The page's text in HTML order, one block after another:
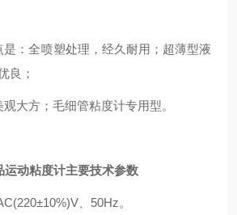
：全喷塑处理，经久耐用；超薄型液
良；
大方；毛细管粘度计专用型。
运动粘度计主要技术参数
、50Hz。